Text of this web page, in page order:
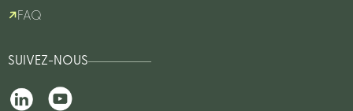
FAQ
SUIVEZ-NOUS